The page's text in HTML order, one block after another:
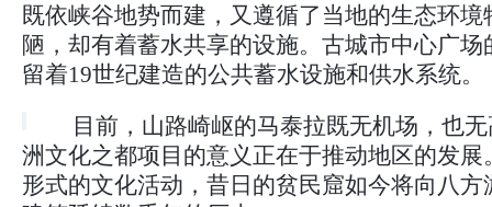
既依峡谷地势而建，又遵循了当地的生态环
陋，却有着蓄水共享的设施。古城市中心广
留着19世纪建造的公共蓄水设施和供水系统。
目前，山路崎岖的马泰拉既无机场，也无
洲文化之都项目的意义正在于推动地区的发展
形式的文化活动，昔日的贫民窟如今将向八